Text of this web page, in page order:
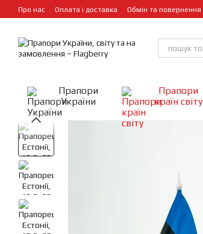
Перейти до основного контенту
Про нас Оплата і доставка Обмін та повернення
Прапори
України
Прапори
країн світу